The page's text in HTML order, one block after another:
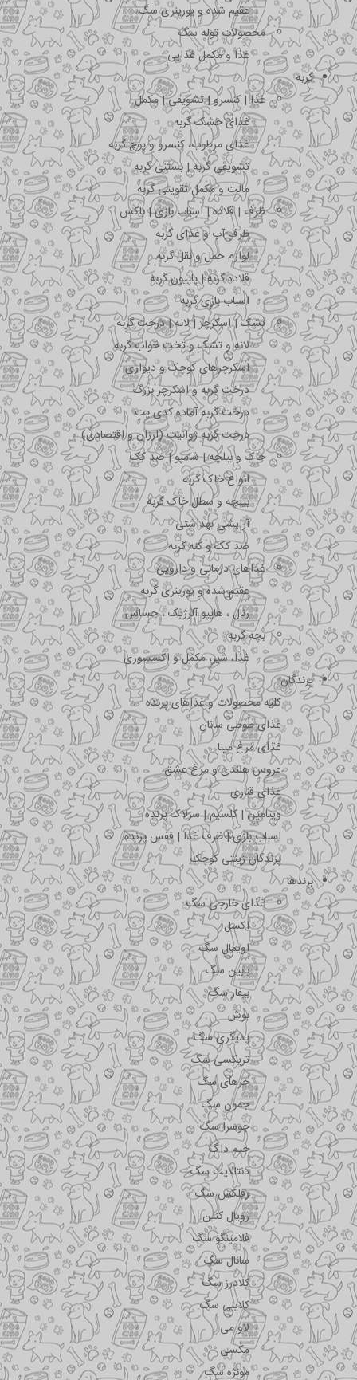
عقیم شده و یورینری سگ
محصولات توله سگ
غذا و مکمل غذایی
گربه
غذا | کنسرو | تشویقی | مکمل
غذای خشک گربه
غذای مرطوب، کنسرو و پوچ گربه
تشویقی گربه | بستنی گربه
مالت و مکمل تقویتی گربه
ظرف | قلاده | اسباب بازی | باکس
ظرف آب و غذای گربه
لوازم حمل و نقل گربه
قلاده گربه | پاپیون گربه
اسباب بازی گربه
تشک | اسکرچر | لانه | درخت گربه
لانه و تشک و تخت خواب گربه
اسکرچرهای کوچک و دیواری
درخت گربه و اسکرچر بزرگ
درخت گربه آماده کدی پت
درخت گربه ژوانیت (ارزان و اقتصادی)
خاک و بیلچه | شامپو | ضد کک
انواع خاک گربه
بیلچه و سطل خاک گربه
آرایشی بهداشتی
ضد کک و کنه گربه
غذاهای درمانی و دارویی
عقیم شده و یورینری گربه
رنال ، هایپو آلرژیک ، حساس
بچه گربه
غذا، شیر، مکمل و اکسسوری
پرندگان
کلیه محصولات و غذاهای پرنده
غذای طوطی سانان
غذای مرغ مینا
عروس هلندی و مرغ عشق
غذای قناری
ویتامین | کلسیم | سرلاک پرنده
اسباب بازی | ظرف غذا | قفس پرنده
پرندگان زینتی کوچک
برندها
غذای خارجی سگ
اکسل
اویمال سگ
بابین سگ
بیفار سگ
بوش
پدیگری سگ
تریکسی سگ
جرهای سگ
جمون سگ
جوسرا سگ
جیم داگ
دنتالایت سگ
رفلکس سگ
رویال کنین
فلامینگو سگ
سانال سگ
کلادرز سگ
کلاینی سگ
لاو می
مکسی
مونژه سگ